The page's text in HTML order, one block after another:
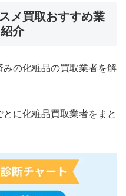
メ買取おすすめ業
介
の化粧品の買取業者を解
に化粧品買取業者をまと